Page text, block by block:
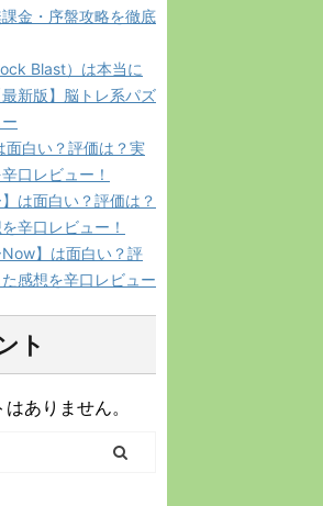
金・序盤攻略を徹底
Blast）は本当に
新版】脳トレ系パズ
面白い？評価は？実
口レビュー！
は面白い？評価は？
辛口レビュー！
Now】は面白い？評
感想を辛口レビュー
ト
ありません。